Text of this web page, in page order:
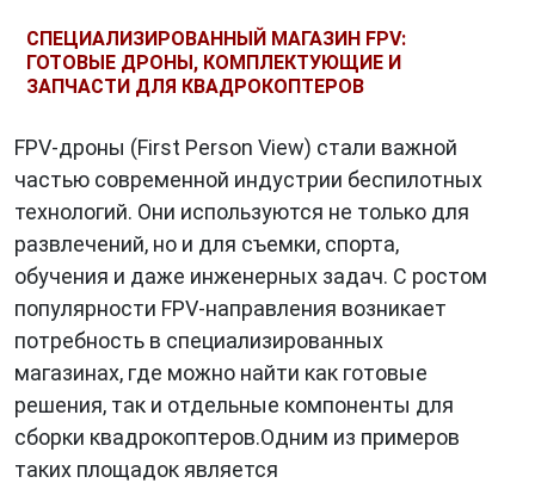
СПЕЦИАЛИЗИРОВАННЫЙ МАГАЗИН FPV:
ГОТОВЫЕ ДРОНЫ, КОМПЛЕКТУЮЩИЕ И
ЗАПЧАСТИ ДЛЯ КВАДРОКОПТЕРОВ
FPV-дроны (First Person View) стали важной
частью современной индустрии беспилотных
технологий. Они используются не только для
развлечений, но и для съемки, спорта,
обучения и даже инженерных задач. С ростом
популярности FPV-направления возникает
потребность в специализированных
магазинах, где можно найти как готовые
решения, так и отдельные компоненты для
сборки квадрокоптеров.Одним из примеров
таких площадок является